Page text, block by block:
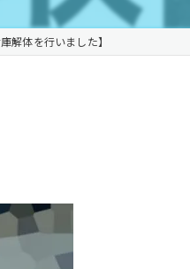
解体を行いました】